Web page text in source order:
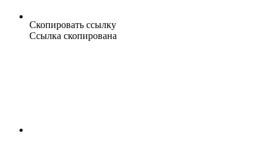
Скопировать ссылку
Ссылка скопирована